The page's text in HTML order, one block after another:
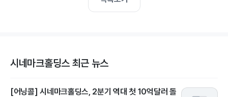
시네마크홀딩스 최근 뉴스
[어닝콜] 시네마크홀딩스, 2분기 역대 첫 10억달러 돌